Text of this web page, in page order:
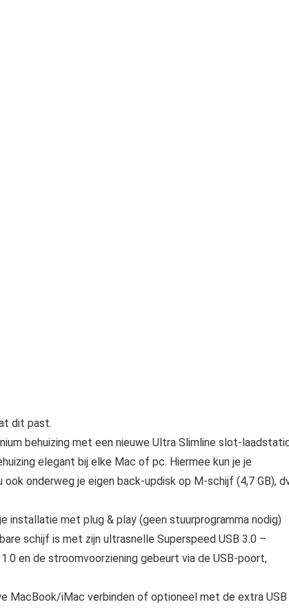
dit past.
behuizing met een nieuwe Ultra Slimline slot-
elegant bij elke Mac of pc. Hiermee kun je je
onderweg je eigen back-updisk op M-schijf (4,7 GB),
installatie met plug & play (geen stuurprogramma nodig)
schijf is met zijn ultrasnelle Superspeed USB 3.0 –
en de stroomvoorziening gebeurt via de USB-poort,
MacBook/iMac verbinden of optioneel met de extra USB